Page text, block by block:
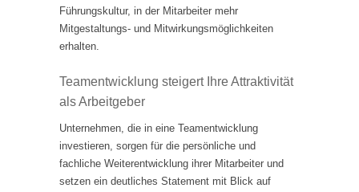
Führungskultur, in der Mitarbeiter mehr
Mitgestaltungs- und Mitwirkungsmöglichkeiten
erhalten.
Teamentwicklung steigert Ihre Attraktivität
als Arbeitgeber
Unternehmen, die in eine Teamentwicklung
investieren, sorgen für die persönliche und
fachliche Weiterentwicklung ihrer Mitarbeiter und
setzen ein deutliches Statement mit Blick auf